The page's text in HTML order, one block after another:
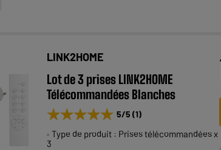
LINK2HOME
Lot de 3 prises LINK2HOME
Télécommandées Blanches
★★★★★
★★★★★ 5/5 (1)
Type de produit : Prises télécommandées x
3